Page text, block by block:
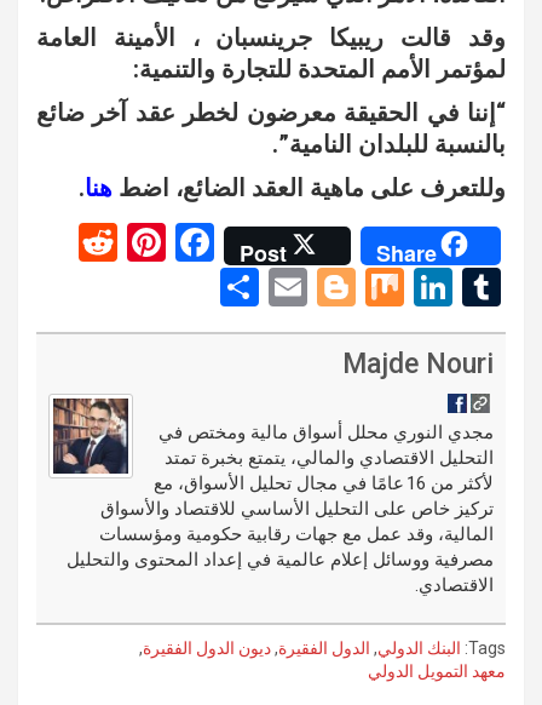
وقد قالت ريبيكا جرينسبان ، الأمينة العامة
لمؤتمر الأمم المتحدة للتجارة والتنمية:
“إننا في الحقيقة معرضون لخطر عقد آخر ضائع
بالنسبة للبلدان النامية”.
وللتعرف على ماهية العقد الضائع، اضط هنا.
Share
Post
F
ce
o
k
Pi
er
t
d
t
T
u
m
bl
r
Li
n
ke
n
M
ix
Bl
o
er
E
m
h
Majde Nouri
مجدي النوري محلل أسواق مالية ومختص في
التحليل الاقتصادي والمالي، يتمتع بخبرة تمتد
لأكثر من 16 عامًا في مجال تحليل الأسواق، مع
تركيز خاص على التحليل الأساسي للاقتصاد والأسواق
المالية، وقد عمل مع جهات رقابية حكومية ومؤسسات
مصرفية ووسائل إعلام عالمية في إعداد المحتوى والتحليل
الاقتصادي.
Tags: البنك الدولي, الدول الفقيرة,ديون الدول الفقيرة,
معهد التمويل الدولي